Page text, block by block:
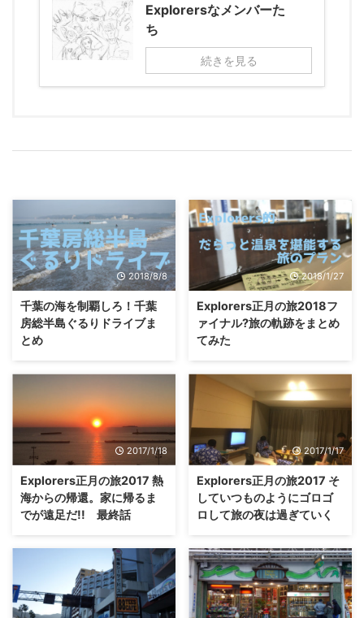
Explorersなメンバーた
ち
続きを見る
2018/8/8
千葉の海を制覇しろ！千葉
房総半島ぐるりドライブま
とめ
2018/1/27
Explorers正月の旅2018フ
ァイナル?旅の軌跡をまとめ
てみた
2017/1/18
Explorers正月の旅2017 熱
海からの帰還。家に帰るま
でが遠足だ!! 最終話
2017/1/17
Explorers正月の旅2017 そ
していつものようにゴロゴ
ロして旅の夜は過ぎていく